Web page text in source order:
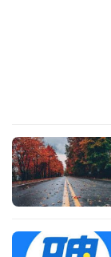
碎
念
荐